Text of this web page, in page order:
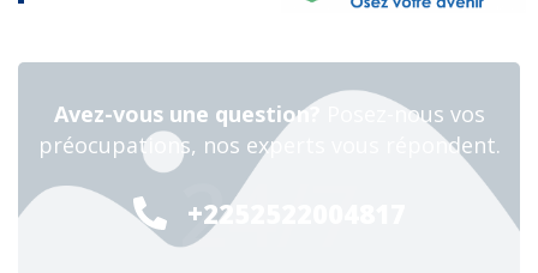
Avez-vous une question?
Posez-nous vos
préocupations, nos experts vous répondent.
+2252522004817
24/7